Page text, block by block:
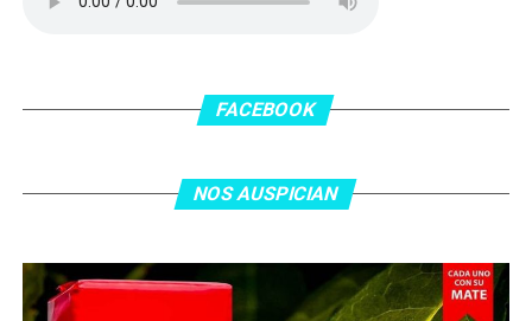
FACEBOOK
NOS AUSPICIAN